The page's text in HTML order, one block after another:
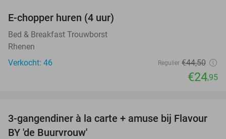
E-chopper huren (4 uur)
Bed & Breakfast Trouwborst
Rhenen
Verkocht: 46
Regulier €44,50
€24,95
38%
3-gangendiner à la carte + amuse bij Flavour
BY 'de Buurvrouw'